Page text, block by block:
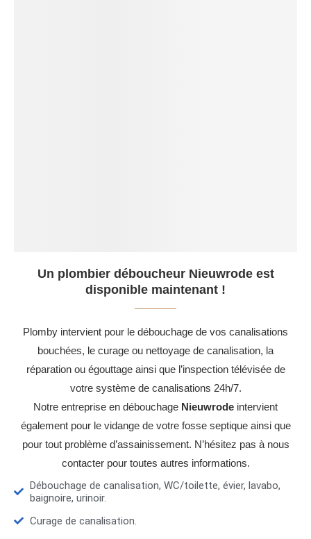
Un plombier déboucheur Nieuwrode est
disponible maintenant !
Plomby intervient pour le débouchage de vos canalisations
bouchées, le curage ou nettoyage de canalisation, la
réparation ou égouttage ainsi que l’inspection télévisée de
votre système de canalisations 24h/7.
Notre entreprise en débouchage Nieuwrode intervient
également pour le vidange de votre fosse septique ainsi que
pour tout problème d’assainissement. N’hésitez pas à nous
contacter pour toutes autres informations.
Débouchage de canalisation, WC/toilette, évier, lavabo,
baignoire, urinoir.
Curage de canalisation.